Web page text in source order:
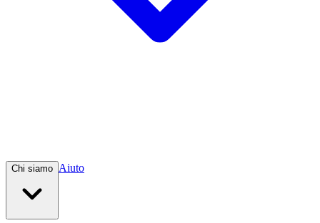
Chi siamo Aiuto